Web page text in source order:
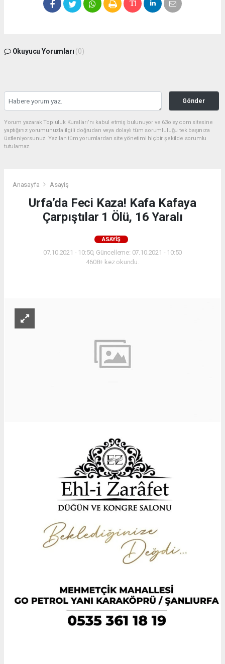
Okuyucu Yorumları (0)
Gönder
Yorum yazarak Topluluk Kuralları’nı kabul etmiş bulunuyor ve 63olay.com sitesine
yaptığınız yorumunuzla ilgili doğrudan veya dolaylı tüm sorumluluğu tek başınıza
üstleniyorsunuz. Yazılan tüm yorumlardan site yönetimi hiçbir şekilde sorumlu
tutulamaz.
Anasayfa Asayiş
Urfa’da Feci Kaza! Kafa Kafaya
Çarpıştılar 1 Ölü, 16 Yaralı
ASAYIŞ
07.10.2021 - 10:50, Güncelleme: 07.10.2021 - 10:50
4608+ kez okundu.